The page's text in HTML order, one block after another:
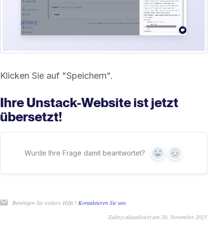
Klicken Sie auf "Speichern".
Ihre Unstack-Website ist jetzt
übersetzt!
Wurde Ihre Frage damit beantwortet? Ja Nein
Benötigen Sie weitere Hilfe? Kontaktieren Sie uns
Zuletzt aktualisiert am 20. November 2025